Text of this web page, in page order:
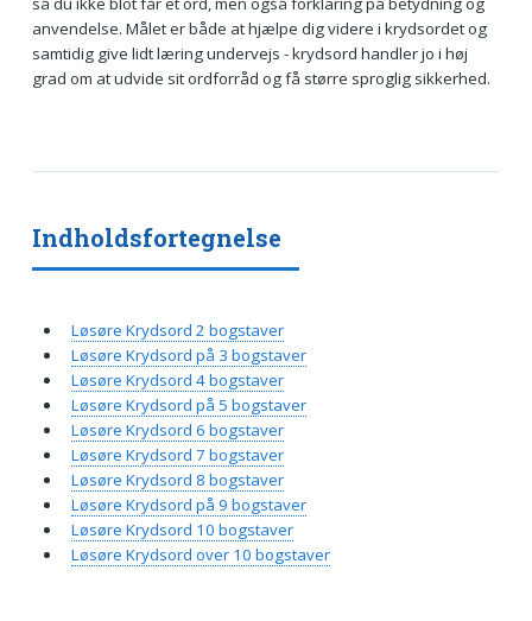
anvendelse. Målet er både at hjælpe dig videre i krydsordet og
samtidig give lidt læring undervejs - krydsord handler jo i høj
grad om at udvide sit ordforråd og få større sproglig sikkerhed.
Indholdsfortegnelse
Løsøre Krydsord 2 bogstaver
Løsøre Krydsord på 3 bogstaver
Løsøre Krydsord 4 bogstaver
Løsøre Krydsord på 5 bogstaver
Løsøre Krydsord 6 bogstaver
Løsøre Krydsord 7 bogstaver
Løsøre Krydsord 8 bogstaver
Løsøre Krydsord på 9 bogstaver
Løsøre Krydsord 10 bogstaver
Løsøre Krydsord over 10 bogstaver